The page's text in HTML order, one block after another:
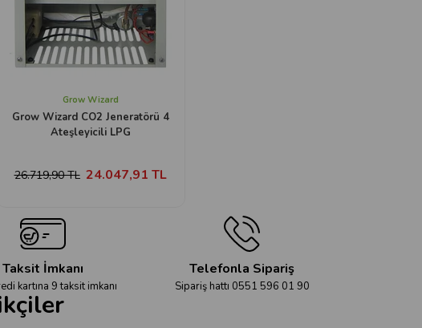
Grow Wizard
Grow Wizard CO2 Jeneratörü 4
Ateşleyicili LPG
24.047,91 TL
26.719,90 TL
Taksit İmkanı
kartına 9 taksit imkanı
Telefonla Sipariş
Sipariş hattı 0551 596 01 90